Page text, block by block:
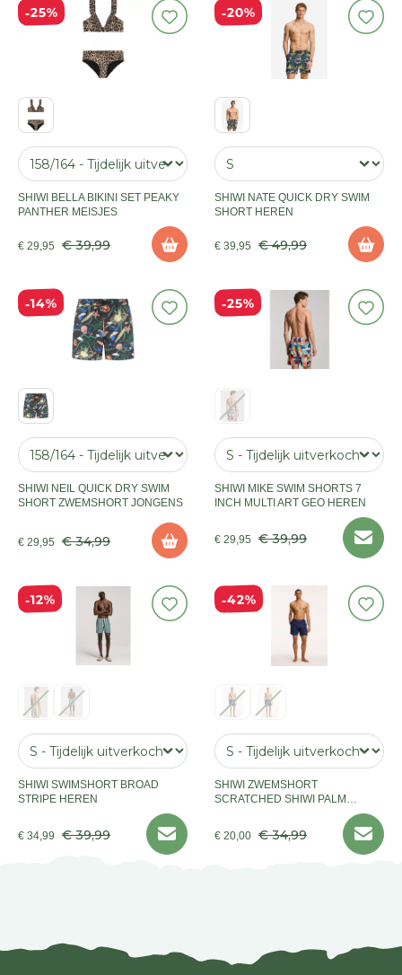
25%
SHIWI BELLA BIKINI SET PEAKY
PANTHER MEISJES
€ 29,95 € 39,99
20%
SHIWI NATE QUICK DRY SWIM
SHORT HEREN
€ 39,95 € 49,99
14%
SHIWI NEIL QUICK DRY SWIM
SHORT ZWEMSHORT JONGENS
€ 29,95 € 34,99
25%
SHIWI MIKE SWIM SHORTS 7
INCH MULTI ART GEO HEREN
€ 29,95 € 39,99
12%
SHIWI SWIMSHORT BROAD
STRIPE HEREN
€ 34,99 € 39,99
42%
SHIWI ZWEMSHORT
SCRATCHED SHIWI PALM
€ 20,00 € 34,99